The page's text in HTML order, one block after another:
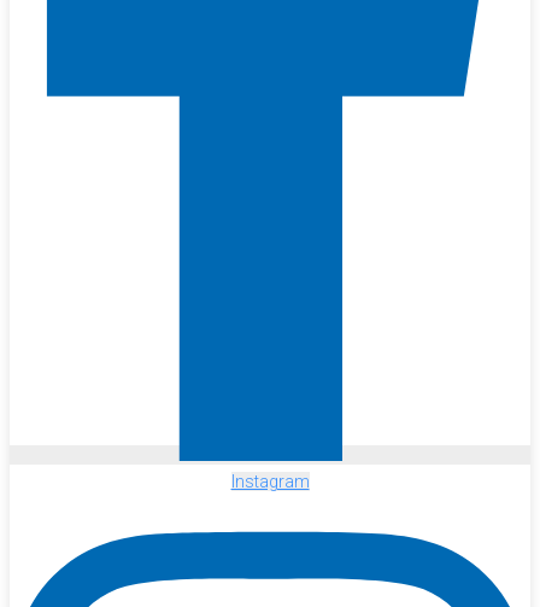
Instagram